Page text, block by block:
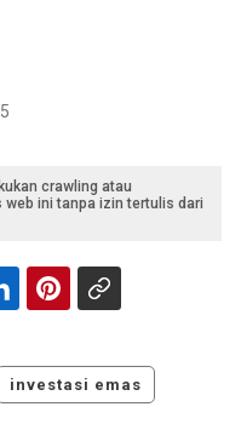
crawling atau
ini tanpa izin tertulis dari
investasi emas